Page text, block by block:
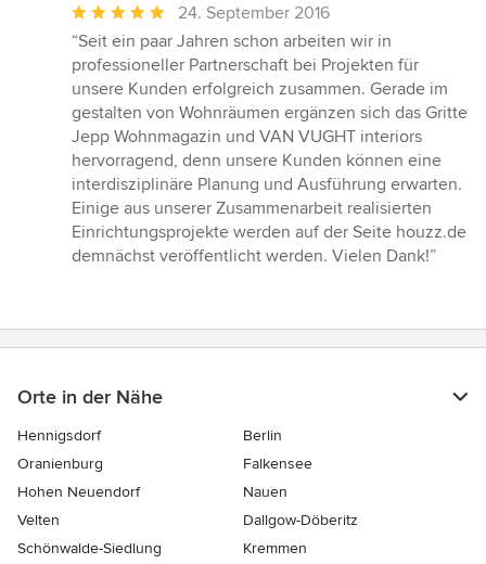
Durchschnittliche
Bewertung:
5
von
5
Sternen
24. September 2016
“Seit ein paar Jahren schon arbeiten wir in
professioneller Partnerschaft bei Projekten für
unsere Kunden erfolgreich zusammen. Gerade im
gestalten von Wohnräumen ergänzen sich das Gritte
Jepp Wohnmagazin und VAN VUGHT interiors
hervorragend, denn unsere Kunden können eine
interdisziplinäre Planung und Ausführung erwarten.
Einige aus unserer Zusammenarbeit realisierten
Einrichtungsprojekte werden auf der Seite houzz.de
demnächst veröffentlicht werden. Vielen Dank!”
Orte in der Nähe
Hennigsdorf
Berlin
Oranienburg
Falkensee
Hohen Neuendorf
Nauen
Velten
Dallgow-Döberitz
Schönwalde-Siedlung
Kremmen